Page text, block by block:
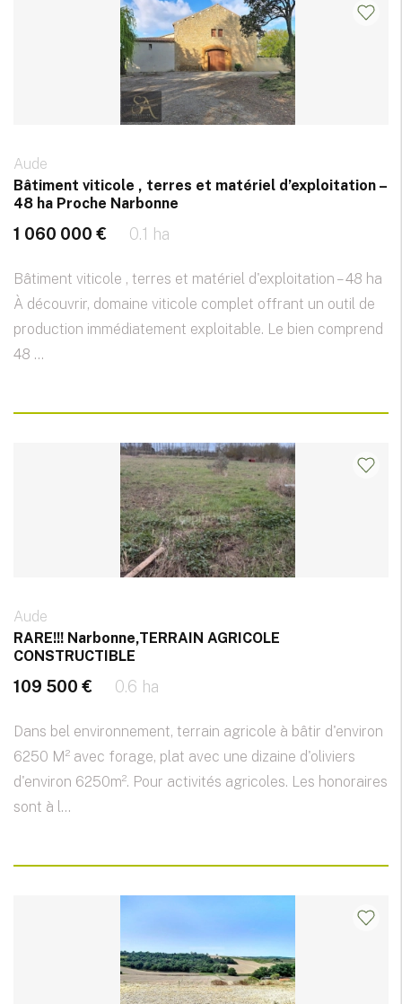
Aude
Bâtiment viticole , terres et matériel d’exploitation –
48 ha Proche Narbonne
1 060 000 € 0.1 ha
Bâtiment viticole , terres et matériel d'exploitation – 48 ha
À découvrir, domaine viticole complet offrant un outil de
production immédiatement exploitable. Le bien comprend
48 ...
Aude
RARE!!! Narbonne,TERRAIN AGRICOLE
CONSTRUCTIBLE
109 500 € 0.6 ha
Dans bel environnement, terrain agricole à bâtir d'environ
6250 M² avec forage, plat avec une dizaine d'oliviers
d'environ 6250m². Pour activités agricoles. Les honoraires
sont à l...